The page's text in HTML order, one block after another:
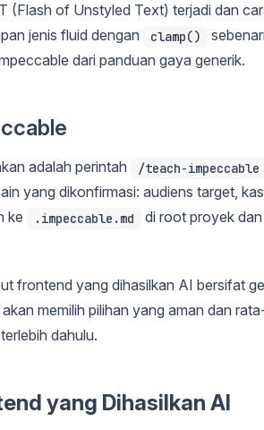
(Flash of Unstyled Text) terjadi dan
jenis fluid dengan clamp()
dari panduan gaya generik.
adalah perintah /teach-impeccable
yang dikonfirmasi: audiens target,
ke
.impeccable.md
di root proyek
frontend yang dihasilkan AI bersifat
memilih pilihan yang aman dan
dahulu.
yang Dihasilkan AI